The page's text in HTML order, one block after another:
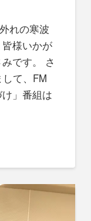
れの寒波
様いかが
です。 さ
て、FM
」番組は